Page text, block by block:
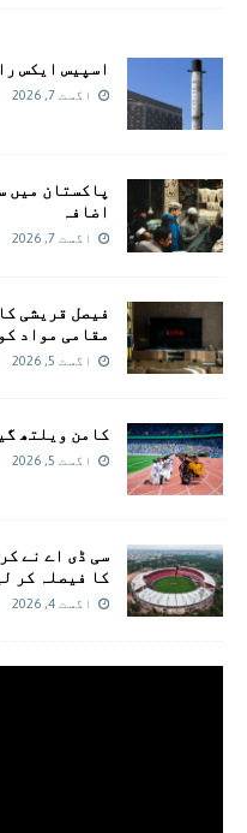
اسپیس ایکس
اگست 7, 2026
اضافہ
اگست 7, 2026
فیصل قریشی
مقامی مواد
اگست 5, 2026
کامن ویلتھ
اگست 5, 2026
سی ڈی اے نے
کا فیصلہ کر
اگست 4, 2026